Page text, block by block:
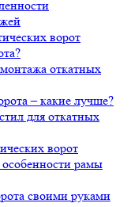
ворот
откатных
– какие лучше?
для откатных
ворот
рамы
своими руками